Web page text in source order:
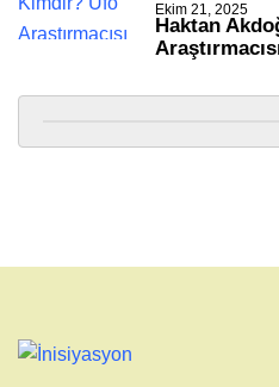
Ekim 21, 2025
Haktan